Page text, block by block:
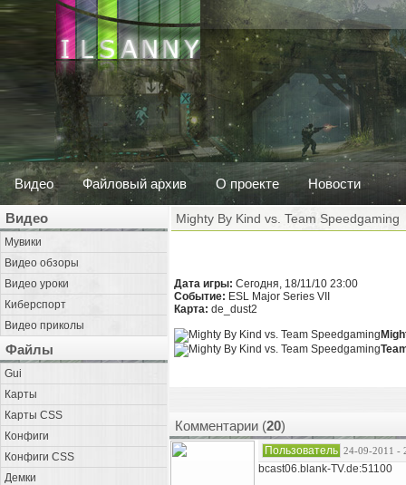
Видео Файловый архив О проекте Новости
Видео
Мувики
Видео обзоры
Видео уроки
Киберспорт
Видео приколы
Файлы
Gui
Карты
Карты CSS
Конфиги
Конфиги CSS
Демки
Mighty By Kind vs. Team Speedgaming
Дата игры: Сегодня, 18/11/10 23:00
Событие: ESL Major Series VII
Карта: de_dust2
Комментарии (20)
Пользователь 24-09-2011 -
bcast06.blank-TV.de:51100